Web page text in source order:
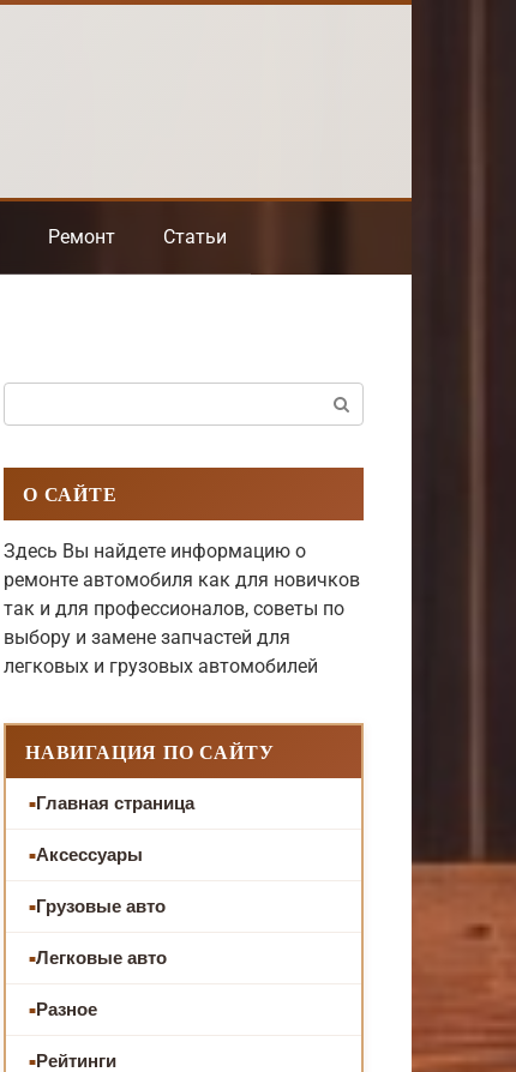
Ремонт Статьи
О САЙТЕ
Здесь Вы найдете информацию о
ремонте автомобиля как для новичков
так и для профессионалов, советы по
выбору и замене запчастей для
легковых и грузовых автомобилей
НАВИГАЦИЯ ПО САЙТУ
Главная страница
Аксессуары
Грузовые авто
Легковые авто
Разное
Рейтинги